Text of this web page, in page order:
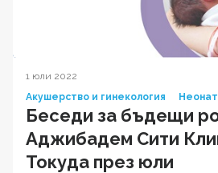
1 юли 2022
Акушерство и гинекология
Беседи за бъдещи
Аджибадем Сити
Токуда през юли